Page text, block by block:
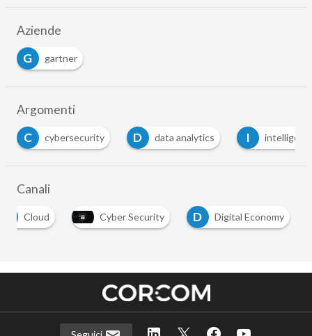
Aziende
G
gartner
Argomenti
D data analytics I intelligenza artificiale
Canali
Cloud Cyber Security D Digital Economy